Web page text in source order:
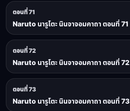
ตอนที่ 71
Naruto นารูโตะ นินจาจอมคาถา ตอนที่ 71
ตอนที่ 72
Naruto นารูโตะ นินจาจอมคาถา ตอนที่ 72
ตอนที่ 73
Naruto นารูโตะ นินจาจอมคาถา ตอนที่ 73